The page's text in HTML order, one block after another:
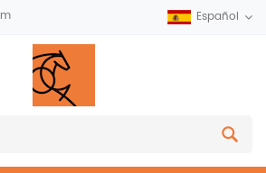
Español